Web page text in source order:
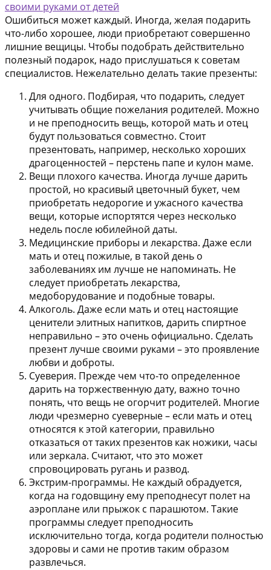
Ошибиться может каждый. Иногда, желая подарить
что-либо хорошее, люди приобретают совершенно
лишние вещицы. Чтобы подобрать действительно
полезный подарок, надо прислушаться к советам
специалистов. Нежелательно делать такие презенты:
Для одного. Подбирая, что подарить, следует
учитывать общие пожелания родителей. Можно
и не преподносить вещь, которой мать и отец
будут пользоваться совместно. Стоит
презентовать, например, несколько хороших
драгоценностей – перстень папе и кулон маме.
Вещи плохого качества. Иногда лучше дарить
простой, но красивый цветочный букет, чем
приобретать недорогие и ужасного качества
вещи, которые испортятся через несколько
недель после юбилейной даты.
Медицинские приборы и лекарства. Даже если
мать и отец пожилые, в такой день о
заболеваниях им лучше не напоминать. Не
следует приобретать лекарства,
медоборудование и подобные товары.
Алкоголь. Даже если мать и отец настоящие
ценители элитных напитков, дарить спиртное
неправильно – это очень официально. Сделать
презент лучше своими руками – это проявление
любви и доброты.
Суеверия. Прежде чем что-то определенное
дарить на торжественную дату, важно точно
понять, что вещь не огорчит родителей. Многие
люди чрезмерно суеверные – если мать и отец
относятся к этой категории, правильно
отказаться от таких презентов как ножики, часы
или зеркала. Считают, что это может
спровоцировать ругань и развод.
Экстрим-программы. Не каждый обрадуется,
когда на годовщину ему преподнесут полет на
аэроплане или прыжок с парашютом. Такие
программы следует преподносить
исключительно тогда, когда родители полностью
здоровы и сами не против таким образом
развлечься.